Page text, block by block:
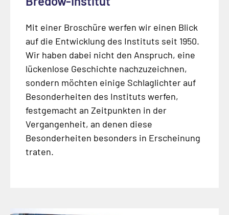
Mit einer Broschüre werfen wir einen Blick
auf die Entwicklung des Instituts seit 1950.
Wir haben dabei nicht den Anspruch, eine
lückenlose Geschichte nachzuzeichnen,
sondern möchten einige Schlaglichter auf
Besonderheiten des Instituts werfen,
festgemacht an Zeitpunkten in der
Vergangenheit, an denen diese
Besonderheiten besonders in Erscheinung
traten.